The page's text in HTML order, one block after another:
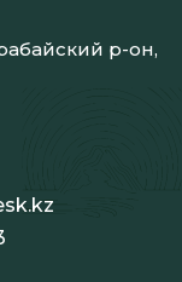
р-он,